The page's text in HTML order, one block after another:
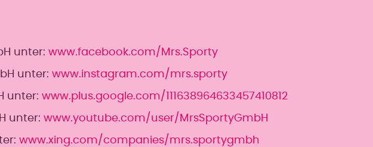
unter: www.facebook.com/Mrs.Sporty
unter: www.instagram.com/mrs.sporty
unter: www.plus.google.com/111638964633457410812
unter: www.youtube.com/user/MrsSportyGmbH
www.xing.com/companies/mrs.sportygmbh